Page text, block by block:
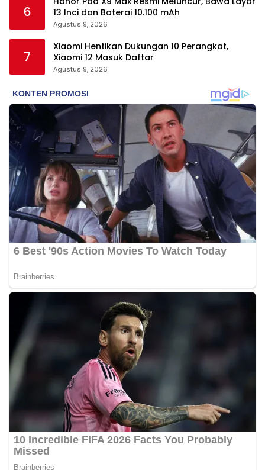
6
13 Inci dan Baterai 10.100 mAh
Agustus 9, 2026
7
Xiaomi Hentikan Dukungan 10 Perangkat,
Xiaomi 12 Masuk Daftar
Agustus 9, 2026